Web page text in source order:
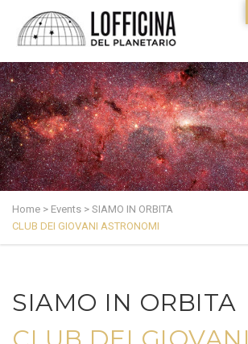
Home > Events > SIAMO IN ORBITA
CLUB DEI GIOVANI ASTRONOMI
SIAMO IN ORBITA